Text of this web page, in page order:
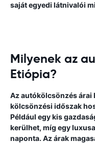
saját egyedi látnivalói
Milyenek az
Etiópia?
Az autókölcsönzés árai
kölcsönzési időszak
Például egy kis
kerülhet, míg egy
naponta. Az árak